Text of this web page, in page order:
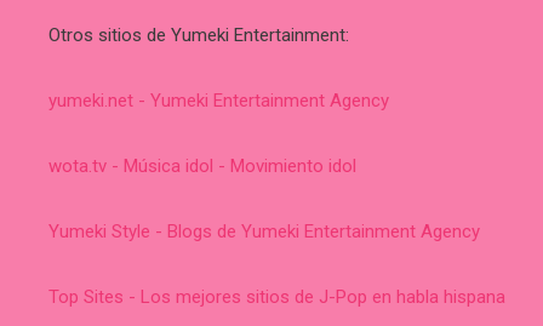
Otros sitios de Yumeki Entertainment:
yumeki.net - Yumeki Entertainment Agency
wota.tv - Música idol - Movimiento idol
Yumeki Style - Blogs de Yumeki Entertainment Agency
Top Sites - Los mejores sitios de J-Pop en habla hispana